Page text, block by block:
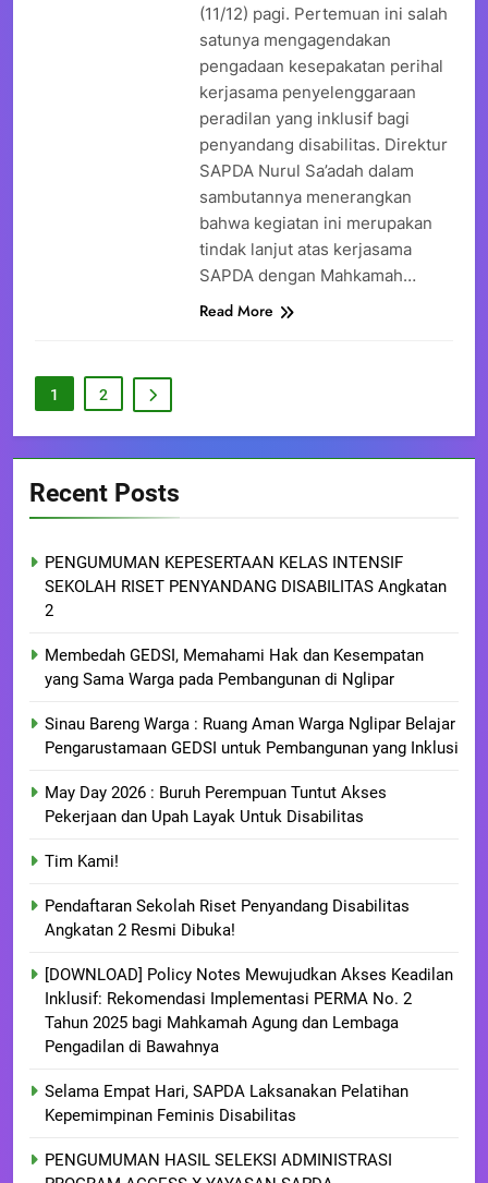
(11/12) pagi. Pertemuan ini salah
satunya mengagendakan
pengadaan kesepakatan perihal
kerjasama penyelenggaraan
peradilan yang inklusif bagi
penyandang disabilitas. Direktur
SAPDA Nurul Sa’adah dalam
sambutannya menerangkan
bahwa kegiatan ini merupakan
tindak lanjut atas kerjasama
SAPDA dengan Mahkamah…
Read More
1 2
Recent Posts
PENGUMUMAN KEPESERTAAN KELAS INTENSIF
SEKOLAH RISET PENYANDANG DISABILITAS Angkatan
2
Membedah GEDSI, Memahami Hak dan Kesempatan
yang Sama Warga pada Pembangunan di Nglipar
Sinau Bareng Warga : Ruang Aman Warga Nglipar Belajar
Pengarustamaan GEDSI untuk Pembangunan yang Inklusi
May Day 2026 : Buruh Perempuan Tuntut Akses
Pekerjaan dan Upah Layak Untuk Disabilitas
Tim Kami!
Pendaftaran Sekolah Riset Penyandang Disabilitas
Angkatan 2 Resmi Dibuka!
[DOWNLOAD] Policy Notes Mewujudkan Akses Keadilan
Inklusif: Rekomendasi Implementasi PERMA No. 2
Tahun 2025 bagi Mahkamah Agung dan Lembaga
Pengadilan di Bawahnya
Selama Empat Hari, SAPDA Laksanakan Pelatihan
Kepemimpinan Feminis Disabilitas
PENGUMUMAN HASIL SELEKSI ADMINISTRASI